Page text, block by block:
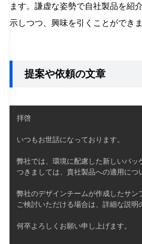
ます。謙虚な姿勢で自社製品を紹
示しつつ、興味を引くことができま
提案や依頼の文章
拝啓
いつもお世話になっております。
弊社では、環境に配慮した新しいパッ
つきましては、貴社製品への適用に
弊社のデザインチームが作成したサン
ご検討いただける場合は、詳細な説明
何卒よろしくお願い申し上げます。